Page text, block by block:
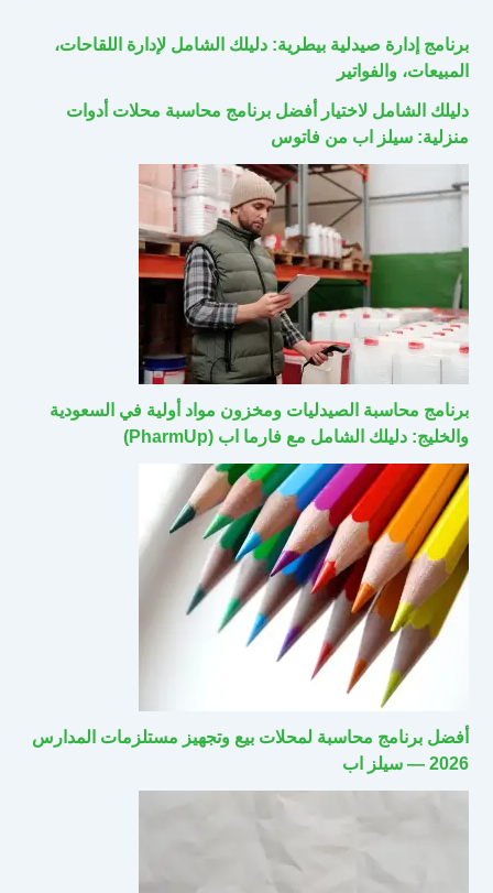
برنامج إدارة صيدلية بيطرية: دليلك الشامل لإدارة اللقاحات،
المبيعات، والفواتير
دليلك الشامل لاختيار أفضل برنامج محاسبة محلات أدوات
منزلية: سيلز اب من فاتوس
برنامج محاسبة الصيدليات ومخزون مواد أولية في السعودية
والخليج: دليلك الشامل مع فارما اب (PharmUp)
أفضل برنامج محاسبة لمحلات بيع وتجهيز مستلزمات المدارس
2026 — سيلز اب